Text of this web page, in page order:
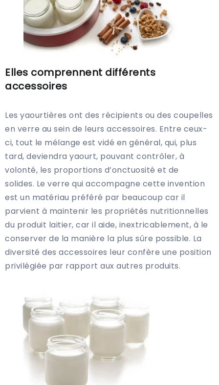
Elles comprennent différents
accessoires
Les yaourtières ont des récipients ou des coupelles
en verre au sein de leurs accessoires. Entre ceux-
ci, tout le mélange est vidé en général, qui, plus
tard, deviendra yaourt, pouvant contrôler, à
volonté, les proportions d’onctuosité et de
solides. Le verre qui accompagne cette invention
est un matériau préféré par beaucoup car il
parvient à maintenir les propriétés nutritionnelles
du produit laitier, car il aide, inextricablement, à le
conserver de la manière la plus sûre possible. La
diversité des accessoires leur confère une position
privilégiée par rapport aux autres produits.